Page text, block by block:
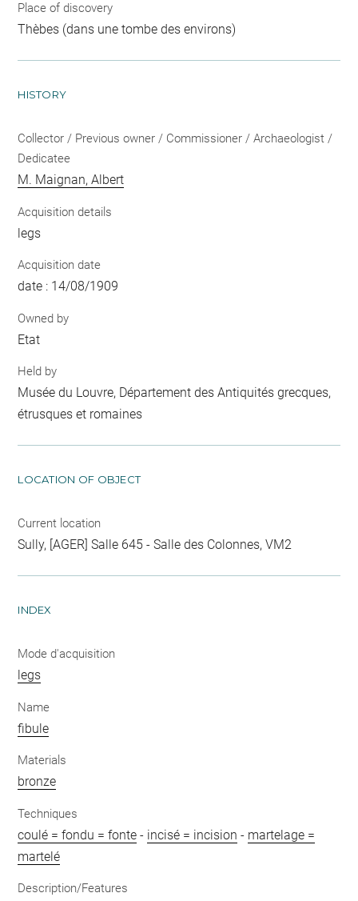
Place of discovery
Thèbes (dans une tombe des environs)
HISTORY
Collector / Previous owner / Commissioner / Archaeologist /
Dedicatee
M. Maignan, Albert
Acquisition details
legs
Acquisition date
date : 14/08/1909
Owned by
Etat
Held by
Musée du Louvre, Département des Antiquités grecques,
étrusques et romaines
LOCATION OF OBJECT
Current location
Sully, [AGER] Salle 645 - Salle des Colonnes, VM2
INDEX
Mode d'acquisition
legs
Name
fibule
Materials
bronze
Techniques
coulé = fondu = fonte - incisé = incision - martelage =
martelé
Description/Features